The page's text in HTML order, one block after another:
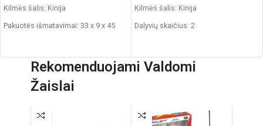
Kilmės šalis: Kinija
Pakuotės išmatavimai: 33 x 9 x 45
Produkto išmatavimai: 26 x 36 x 45
Produkto medžiaga: plastikas
Kilmės šalis: Kinija
Dalyvių skaičius: 2
cm
Produkto išmatavimai: 12 x 89 x 48
Produkto medžiaga: plastikas,
Rekomenduojami Valdomi
Žaislai